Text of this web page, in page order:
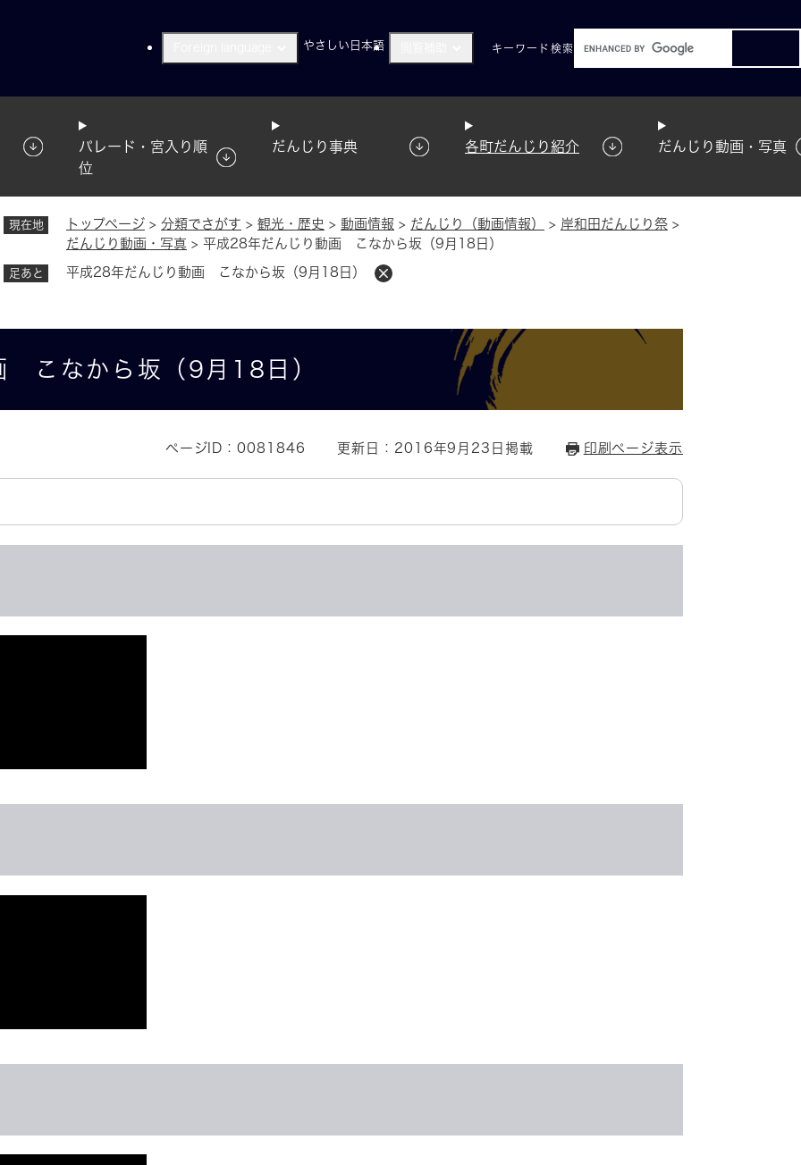
やさしい日本語 キーワード 検索
パレード・宮入り順
位
だんじり事典 各町だんじり紹介 だんじり動画・写真
現在地 トップページ > 分類でさがす > 観光・歴史 > 動画情報 > だんじり（動画情報） > 岸和田だんじり祭 >
だんじり動画・写真 > 平成28年だんじり動画 こなから坂（9月18日）
足あと 平成28年だんじり動画 こなから坂（9月18日）
こなから坂（9月18日）
ページID：0081846 更新日：2016年9月23日掲載 印刷ページ表示